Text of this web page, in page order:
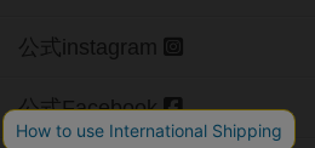
公式instagram
公式Facebook